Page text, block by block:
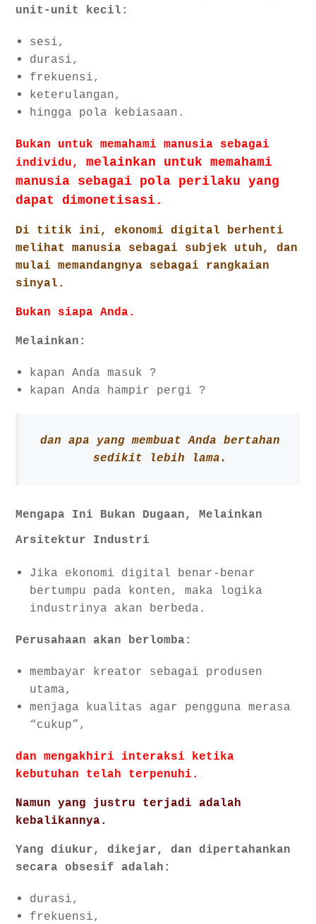
unit-unit kecil:
sesi,
durasi,
frekuensi,
keterulangan,
hingga pola kebiasaan.
Bukan untuk memahami manusia sebagai
individu, melainkan untuk memahami
manusia sebagai pola perilaku yang
dapat dimonetisasi.
Di titik ini, ekonomi digital berhenti
melihat manusia sebagai subjek utuh, dan
mulai memandangnya sebagai rangkaian
sinyal.
Bukan siapa Anda.
Melainkan:
kapan Anda masuk ?
kapan Anda hampir pergi ?
dan apa yang membuat Anda bertahan
sedikit lebih lama.
Mengapa Ini Bukan Dugaan, Melainkan
Arsitektur Industri
Jika ekonomi digital benar-benar
bertumpu pada konten, maka logika
industrinya akan berbeda.
Perusahaan akan berlomba:
membayar kreator sebagai produsen
utama,
menjaga kualitas agar pengguna merasa
“cukup”,
dan mengakhiri interaksi ketika
kebutuhan telah terpenuhi.
Namun yang justru terjadi adalah
kebalikannya.
Yang diukur, dikejar, dan dipertahankan
secara obsesif adalah:
durasi,
frekuensi,